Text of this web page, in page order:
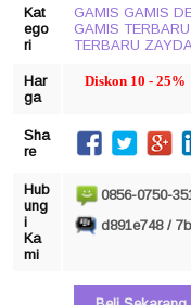
Kat
ego
ri
GAMIS GAMIS
GAMIS TERBARU
TERBARU ZAYDA
Har
ga
Diskon 10 - 25%
Sha
re
Hub
ung
i
Ka
mi
0856-0750-
d891e748 /